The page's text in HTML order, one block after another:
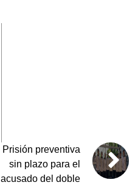
A
Prisión preventiva
sin plazo para el
acusado del doble